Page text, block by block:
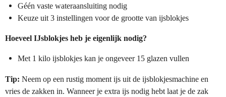
Géén vaste wateraansluiting nodig
Keuze uit 3 instellingen voor de grootte van ijsblokjes
Hoeveel IJsblokjes heb je eigenlijk nodig?
Met 1 kilo ijsblokjes kan je ongeveer 15 glazen vullen
Tip: Neem op een rustig moment ijs uit de ijsblokjesmachine en
vries de zakken in. Wanneer je extra ijs nodig hebt laat je de zak